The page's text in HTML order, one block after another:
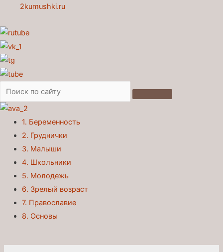
2kumushki.ru
1. Беременность
2. Груднички
3. Малыши
4. Школьники
5. Молодежь
6. Зрелый возраст
7. Православие
8. Основы